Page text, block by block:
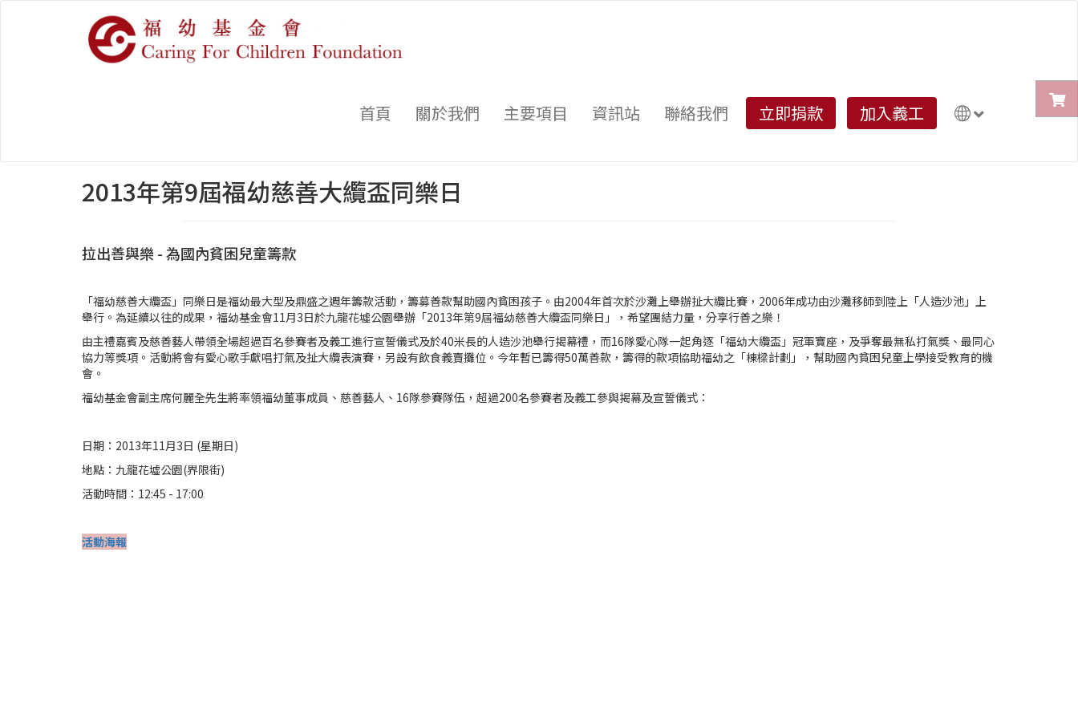
首頁 關於我們 主要項目 資訊站 聯絡我們 立即捐款 加入義工
2013年第9屆福幼慈善大纜盃同樂日
拉出善與樂 - 為國內貧困兒童籌款
「福幼慈善大纜盃」同樂日是福幼最大型及鼎盛之週年籌款活動，籌募善款幫助國內貧困孩子。由2004年首次於沙灘上舉辦扯大纜比賽，2006年成功由沙灘移師到陸上「人造沙池」上
舉行。為延續以往的成果，福幼基金會11月3日於九龍花墟公園舉辦「2013年第9屆福幼慈善大纜盃同樂日」，希望團結力量，分享行善之樂！
由主禮嘉賓及慈善藝人帶領全場超過百名參賽者及義工進行宣誓儀式及於40米長的人造沙池舉行揭幕禮，而16隊愛心隊一起角逐「福幼大纜盃」冠軍寶座，及爭奪最無私打氣獎、最同心
協力等獎項。活動將會有愛心歌手獻唱打氣及扯大纜表演賽，另設有飲食義賣攤位。今年暫已籌得50萬善款，籌得的款項協助福幼之「棟樑計劃」，幫助國內貧困兒童上學接受教育的機
會。
福幼基金會副主席何麗全先生將率領福幼董事成員、慈善藝人、16隊參賽隊伍，超過200名參賽者及義工參與揭幕及宣誓儀式：
日期：2013年11月3日 (星期日)
地點：九龍花墟公園(界限街)
活動時間：12:45 - 17:00
活動海報